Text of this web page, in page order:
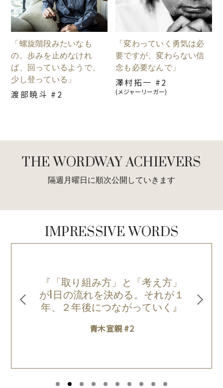
「螺旋階段みたいなも
の。歩みを止めなけれ
ば、回っているようで、
少し登っている」
渡部暁斗 #2
「変わっていく勇気は必
要ですが、変わらない信
念も必要なんで」
澤村拓一 #2
(メジャーリーガー)
THE WORDWAY ACHIEVERS
隔週月曜日に順次公開していきます
IMPRESSIVE WORDS
『「取り組み方」と「考え方」
が1日の流れを決める。それが１
年、２年後につながっていく』
青木宣親 #2